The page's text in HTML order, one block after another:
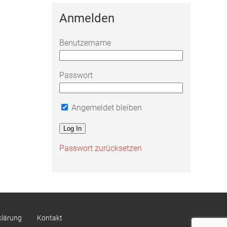
Anmelden
Benutzername
Passwort
Angemeldet bleiben
Passwort zurücksetzen
Kontakt